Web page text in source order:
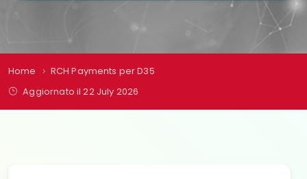
Home
RCH Payments per D35
Aggiornato il 22 July 2026